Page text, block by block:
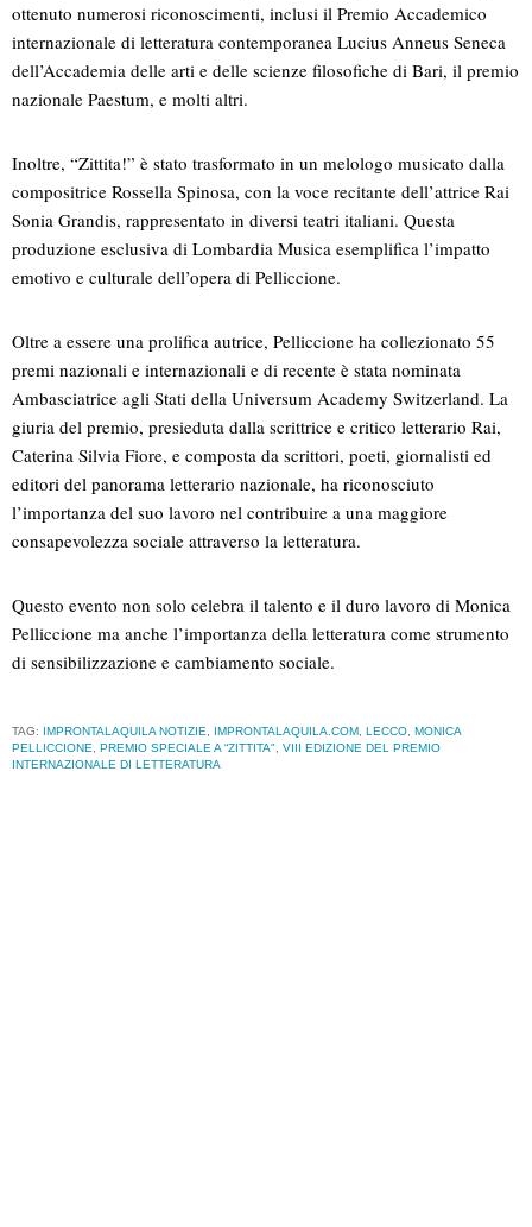
ottenuto numerosi riconoscimenti, inclusi il Premio Accademico
internazionale di letteratura contemporanea Lucius Anneus Seneca
dell’Accademia delle arti e delle scienze filosofiche di Bari, il premio
nazionale Paestum, e molti altri.
Inoltre, “Zittita!” è stato trasformato in un melologo musicato dalla
compositrice Rossella Spinosa, con la voce recitante dell’attrice Rai
Sonia Grandis, rappresentato in diversi teatri italiani. Questa
produzione esclusiva di Lombardia Musica esemplifica l’impatto
emotivo e culturale dell’opera di Pelliccione.
Oltre a essere una prolifica autrice, Pelliccione ha collezionato 55
premi nazionali e internazionali e di recente è stata nominata
Ambasciatrice agli Stati della Universum Academy Switzerland. La
giuria del premio, presieduta dalla scrittrice e critico letterario Rai,
Caterina Silvia Fiore, e composta da scrittori, poeti, giornalisti ed
editori del panorama letterario nazionale, ha riconosciuto
l’importanza del suo lavoro nel contribuire a una maggiore
consapevolezza sociale attraverso la letteratura.
Questo evento non solo celebra il talento e il duro lavoro di Monica
Pelliccione ma anche l’importanza della letteratura come strumento
di sensibilizzazione e cambiamento sociale.
TAG: IMPRONTALAQUILA NOTIZIE, IMPRONTALAQUILA.COM, LECCO, MONICA
PELLICCIONE, PREMIO SPECIALE A “ZITTITA", VIII EDIZIONE DEL PREMIO
INTERNAZIONALE DI LETTERATURA